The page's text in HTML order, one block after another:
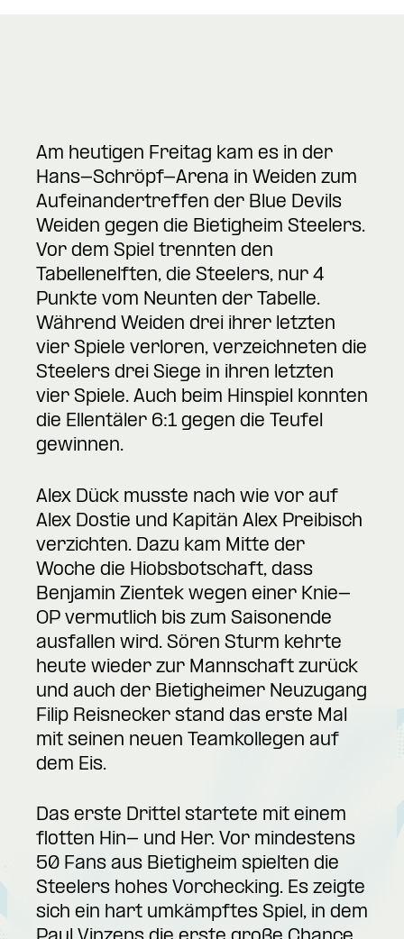
Am heutigen Freitag kam es in der
Hans-Schröpf-Arena in Weiden zum
Aufeinandertreffen der Blue Devils
Weiden gegen die Bietigheim Steelers.
Vor dem Spiel trennten den
Tabellenelften, die Steelers, nur 4
Punkte vom Neunten der Tabelle.
Während Weiden drei ihrer letzten
vier Spiele verloren, verzeichneten die
Steelers drei Siege in ihren letzten
vier Spiele. Auch beim Hinspiel konnten
die Ellentäler 6:1 gegen die Teufel
gewinnen.
Alex Dück musste nach wie vor auf
Alex Dostie und Kapitän Alex Preibisch
verzichten. Dazu kam Mitte der
Woche die Hiobsbotschaft, dass
Benjamin Zientek wegen einer Knie-
OP vermutlich bis zum Saisonende
ausfallen wird. Sören Sturm kehrte
heute wieder zur Mannschaft zurück
und auch der Bietigheimer Neuzugang
Filip Reisnecker stand das erste Mal
mit seinen neuen Teamkollegen auf
dem Eis.
Das erste Drittel startete mit einem
flotten Hin- und Her. Vor mindestens
50 Fans aus Bietigheim spielten die
Steelers hohes Vorchecking. Es zeigte
sich ein hart umkämpftes Spiel, in dem